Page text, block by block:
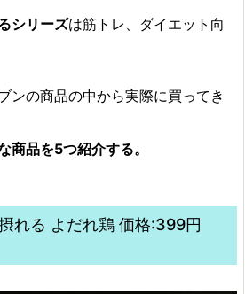
シリーズは筋トレ、ダイエット向
ンの商品の中から実際に買ってき
商品を5つ紹介する。
れる よだれ鶏 価格:399円